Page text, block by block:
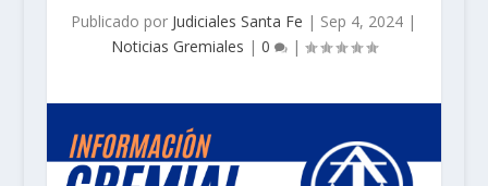
Publicado por Judiciales Santa Fe | Sep 4, 2024 |
Noticias Gremiales | 0 |